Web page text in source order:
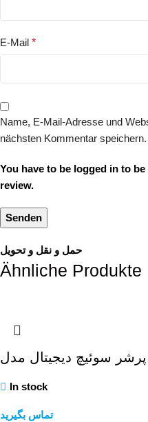
E-Mail *
Name, E-Mail-Adresse und
nächsten Kommentar speichern.
You have to be logged in to
review.
حمل و نقل و تحویل
Ähnliche Produkte
In stock
تماس بگیرید